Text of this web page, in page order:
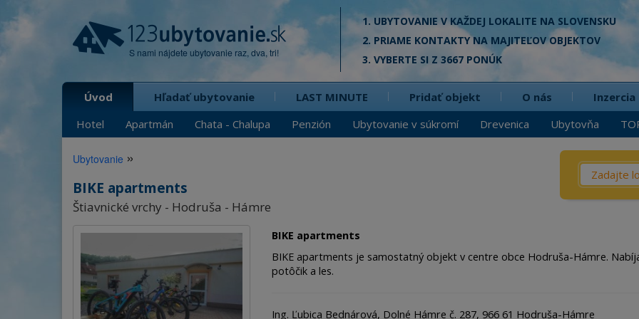
S nami nájdete ubytovanie raz, dva, tri!
1. UBYTOVANIE V KAŽDEJ LOKALITE NA SLOVENSKU
2. PRIAME KONTAKTY NA MAJITEĽOV OBJEKTOV
3. VYBERTE SI Z 3667 PONÚK
Úvod
Hotel
Apartmán Chata - Chalupa Penzión Ubytovanie v súkromí Drevenica Ubytovňa
Hľadať ubytovanie LAST MINUTE Pridať objekt O nás Inzercia
Čo? /
Chata
Ubytovanie »
BIKE apartments
Štiavnické vrchy - Hodruša - Hámre
BIKE apartments
BIKE apartments je samostatný objekt v centre obce Hodruša-Hámre.
potôčik a les.
Ing. Ľubica Bednárová, Dolné Hámre č. 287, 966 61 Hodruša-Hámre